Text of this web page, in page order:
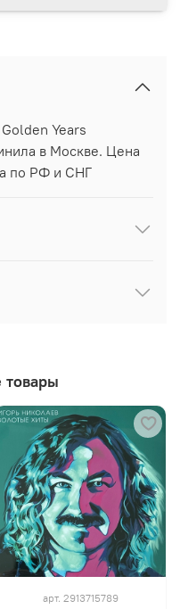
Years
в Москве. Цена
по РФ и СНГ
товары
арт. 2913715789